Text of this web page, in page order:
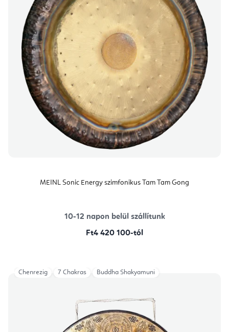
MEINL Sonic Energy szimfonikus Tam Tam Gong
10-12 napon belül szállítunk
Ft4 420 100-tól
Chenrezig 7 Chakras Buddha Shakyamuni